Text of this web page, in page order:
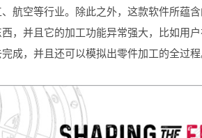
航空等行业。除此之外，这款软件所蕴
，并且它的加工功能异常强大，比如用
成，并且还可以模拟出零件加工的全过